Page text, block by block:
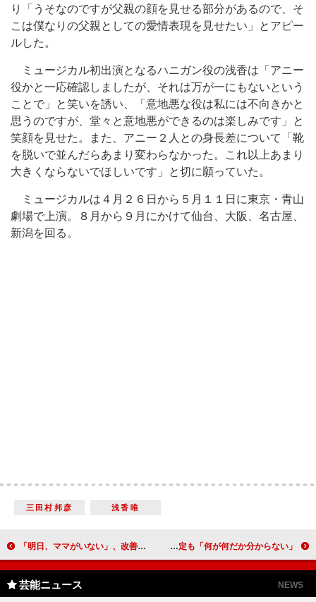
り「うそなのですが父親の顔を見せる部分があるので、そ
こは僕なりの父親としての愛情表現を見せたい」とアピー
ルした。
ミュージカル初出演となるハニガン役の浅香は「アニー
役かと一応確認しましたが、それは万が一にもないという
ことで」と笑いを誘い、「意地悪な役は私には不向きかと
思うのですが、堂々と意地悪ができるのは楽しみです」と
笑顔を見せた。また、アニー２人との身長差について「靴
を脱いで並んだらあまり変わらなかった。これ以上あまり
大きくならないでほしいです」と切に願っていた。
ミュージカルは４月２６日から５月１１日に東京・青山
劇場で上演。８月から９月にかけて仙台、大阪、名古屋、
新潟を回る。
三田村邦彦 浅香唯
「明日、ママがいない」、改善求める 養護施設「子ども傷つく」 デヴィ夫人、“平手打ち”女性と電話でやりとり 今後対面予定も「何が何だか分からない」
芸能ニュース NEWS